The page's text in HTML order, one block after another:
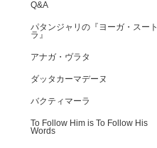
Q&A
パタンジャリの『ヨーガ・スート
ラ』
アナガ・ヴラタ
ダッタカーマデーヌ
バクティマーラ
To Follow Him is To Follow His
Words